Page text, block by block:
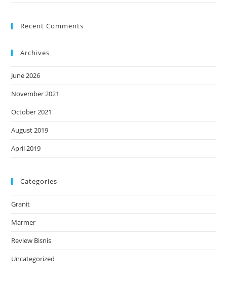
Recent Comments
Archives
June 2026
November 2021
October 2021
August 2019
April 2019
Categories
Granit
Marmer
Review Bisnis
Uncategorized